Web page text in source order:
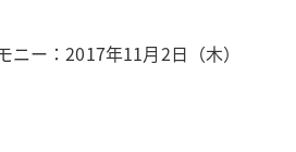
ニー：2017年11月2日（木）